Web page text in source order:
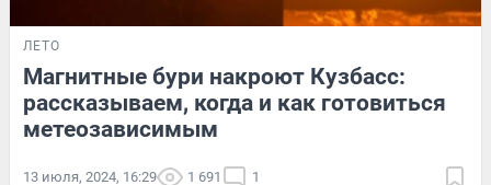
ЛЕТО
Магнитные бури накроют Кузбасс:
рассказываем, когда и как готовиться
метеозависимым
13 июля, 2024, 16:29 1 691 1